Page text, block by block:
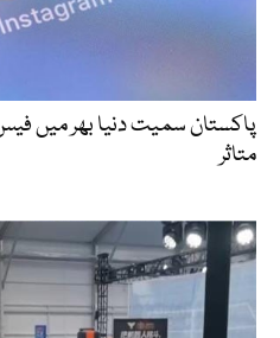
پاکستان سمیت دنیا بھر میں
متاثر